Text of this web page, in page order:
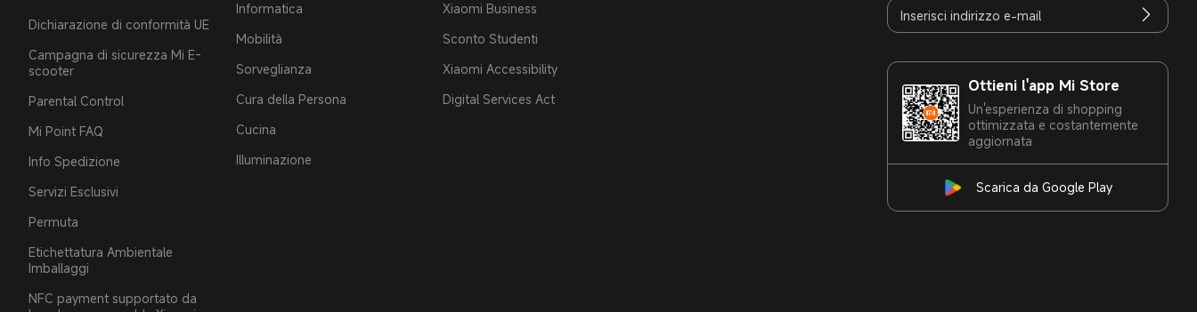
Dichiarazione di conformità UE
Campagna di sicurezza Mi E-
scooter
Parental Control
Mi Point FAQ
Info Spedizione
Servizi Esclusivi
Permuta
Etichettatura Ambientale
Imballaggi
NFC payment supportato da
Informatica
Mobilità
Sorveglianza
Cura della Persona
Cucina
Illuminazione
Xiaomi Business
Sconto Studenti
Xiaomi Accessibility
Digital Services Act
Ottieni l'app Mi Store
Un'esperienza di shopping
ottimizzata e costantemente
aggiornata
Scarica da Google Play